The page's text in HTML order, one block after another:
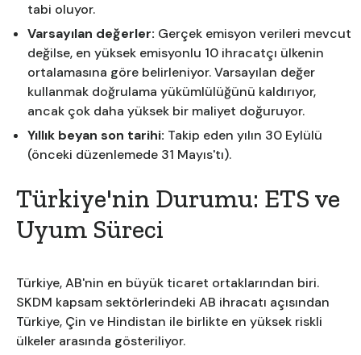
tabi oluyor.
Varsayılan değerler: Gerçek emisyon verileri mevcut
değilse, en yüksek emisyonlu 10 ihracatçı ülkenin
ortalamasına göre belirleniyor. Varsayılan değer
kullanmak doğrulama yükümlülüğünü kaldırıyor,
ancak çok daha yüksek bir maliyet doğuruyor.
Yıllık beyan son tarihi: Takip eden yılın 30 Eylülü
(önceki düzenlemede 31 Mayıs'tı).
Türkiye'nin Durumu: ETS ve
Uyum Süreci
Türkiye, AB'nin en büyük ticaret ortaklarından biri.
SKDM kapsam sektörlerindeki AB ihracatı açısından
Türkiye, Çin ve Hindistan ile birlikte en yüksek riskli
ülkeler arasında gösteriliyor.